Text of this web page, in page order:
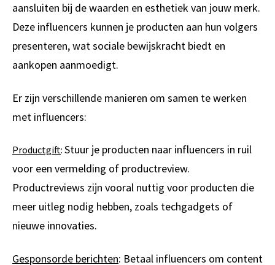
aansluiten bij de waarden en esthetiek van jouw merk.
Deze influencers kunnen je producten aan hun volgers
presenteren, wat sociale bewijskracht biedt en
aankopen aanmoedigt.
Er zijn verschillende manieren om samen te werken
met influencers:
Productgift: Stuur je producten naar influencers in ruil
voor een vermelding of productreview.
Productreviews zijn vooral nuttig voor producten die
meer uitleg nodig hebben, zoals techgadgets of
nieuwe innovaties.
Gesponsorde berichten: Betaal influencers om content